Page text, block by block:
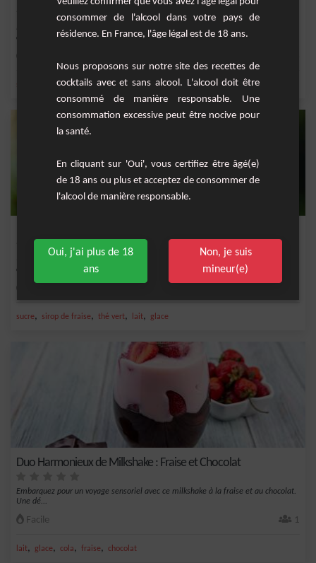
aux saveur...
,sel,café,cannelle
Un délicieux milkshake à la fraise, frais et fruité, surmonté d'une généreuse
couche de...
sucre, sirop de fraise, thé vert, lait, glace
Duo Harmonieux de Milkshake : Fraise et Chocolat
Embarquez pour un voyage sensoriel avec ce milkshake à la fraise et au chocolat.
Une dé...
Facile 1
lait, glace, cola, fraise, chocolat
consommer de l'alcool dans votre pays de
résidence. En France, l'âge légal est de 18 ans.
Nous proposons sur notre site des recettes de
cocktails avec et sans alcool. L'alcool doit être
consommé de manière responsable. Une
consommation excessive peut être nocive pour
la santé.
En cliquant sur 'Oui', vous certifiez être âgé(e)
de 18 ans ou plus et acceptez de consommer de
l'alcool de manière responsable.
Oui, j'ai plus de 18
ans
Non, je suis
mineur(e)